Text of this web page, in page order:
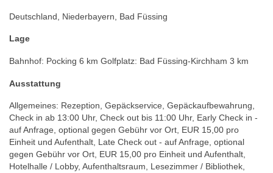
Deutschland, Niederbayern, Bad Füssing
Lage
Bahnhof: Pocking 6 km Golfplatz: Bad Füssing-Kirchham 3 km
Ausstattung
Allgemeines: Rezeption, Gepäckservice, Gepäckaufbewahrung,
Check in ab 13:00 Uhr, Check out bis 11:00 Uhr, Early Check in -
auf Anfrage, optional gegen Gebühr vor Ort, EUR 15,00 pro
Einheit und Aufenthalt, Late Check out - auf Anfrage, optional
gegen Gebühr vor Ort, EUR 15,00 pro Einheit und Aufenthalt,
Hotelhalle / Lobby, Aufenthaltsraum, Lesezimmer / Bibliothek,